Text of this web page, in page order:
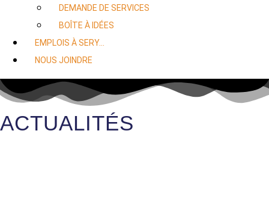
DEMANDE DE SERVICES
BOÎTE À IDÉES
EMPLOIS À SERY…
NOUS JOINDRE
ACTUALITÉS